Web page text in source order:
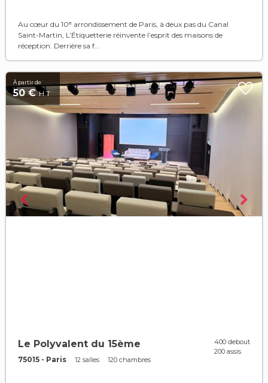
Au cœur du 10ᵉ arrondissement de Paris, à deux pas du Canal
Saint-Martin, L’Étiquetterie réinvente l’esprit des maisons de
réception. Derrière sa f...
À partir de
50 €H.T
Le Polyvalent du 15ème
75015 - Paris 12 salles 120 chambres
400 debout
200 assis